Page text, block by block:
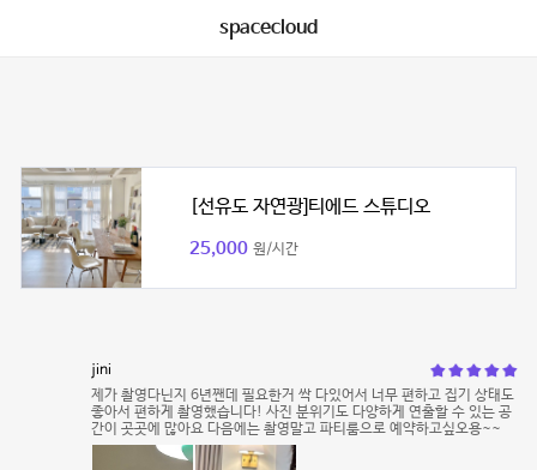
spacecloud
[선유도 자연광]티에드 스튜디오
25,000 원/시간
jini
제가 촬영다닌지 6년짼데 필요한거 싹 다있어서 너무 편하고 집기 상태도
좋아서 편하게 촬영했습니다! 사진 분위기도 다양하게 연출할 수 있는 공
간이 곳곳에 많아요 다음에는 촬영말고 파티룸으로 예약하고싶오용~~